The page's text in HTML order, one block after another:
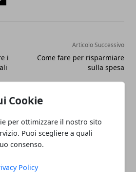
Cookie
per ottimizzare il nostro sito
Puoi scegliere a quali
consenso.
Policy
i
Articolo Successivo
Come fare per risparmiare
sulla spesa
Redazione